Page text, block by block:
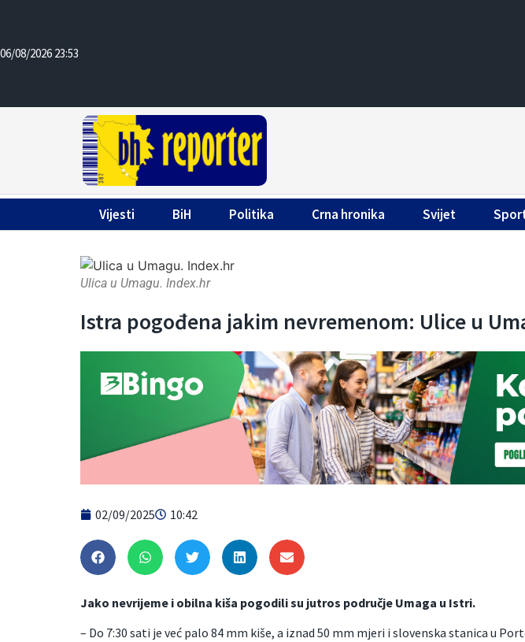
06/08/2026 23:53
Vijesti BiH Politika Crna hronika Svijet
Ulica u Umagu. Index.hr
Istra pogođena jakim nevremenom: Ulice u
02/09/2025 10:42
Jako nevrijeme i obilna kiša pogodili su jutros područje Umaga u Istri.
– Do 7:30 sati je već palo 84 mm kiše, a iznad 50 mm mjeri i slovenska stanica u